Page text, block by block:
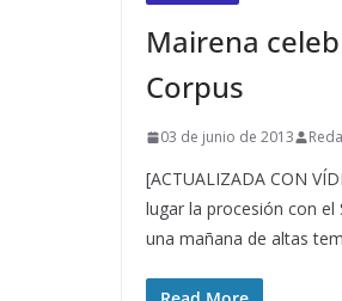
Mairena
Corpus
03 de junio de 2013
[ACTUALIZADA CON
lugar la procesión con
una mañana de altas